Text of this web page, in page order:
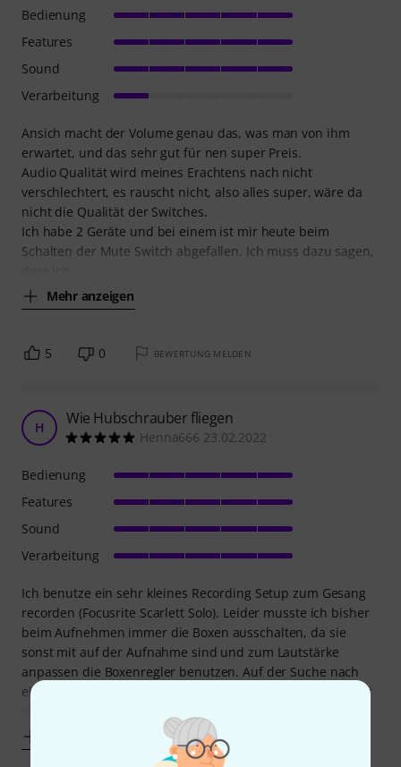
Ansich macht der Volume genau das, was man von ihm
erwartet, und das sehr gut für nen super Preis.
Audio Qualität wird meines Erachtens nach nicht
verschlechtert, es rauscht nicht, also alles super, wäre da
nicht die Qualität der Switches.
Ich habe 2 Geräte und bei einem ist mir heute beim
Schalten der Mute Switch abgefallen. Ich muss dazu sagen,
Mehr anzeigen
Bedienung
Features
Sound
Verarbeitung
5 0 BEWERTUNG MELDEN
H Wie Hubschrauber fliegen
Henna666 23.02.2022
Ich benutze ein sehr kleines Recording Setup zum Gesang
recorden (Focusrite Scarlett Solo). Leider musste ich bisher
beim Aufnehmen immer die Boxen ausschalten, da sie
sonst mit auf der Aufnahme sind und zum Lautstärke
anpassen die Boxenregler benutzen. Auf der Suche nach
einem Lautstärkeregler mit Mutefunktion stieß ich auf sehr
Bedienung
Features
Sound
Verarbeitung